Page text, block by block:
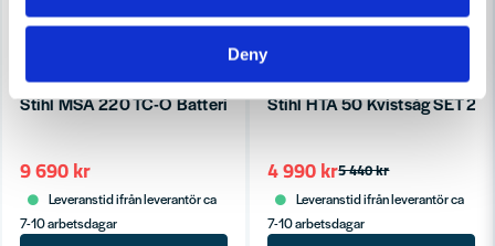
Deny
STIHL
Stihl MSA 220 TC-O Batteridriven kedjesåg 30cm 36V (utan
9 690 kr
Leveranstid ifrån leverantör ca
7-10 arbetsdagar
STIHL
Stihl HTA 50 Kvistsåg SET
5 440 kr
4 990 kr
Leveranstid ifrån leverantör ca
7-10 arbetsdagar